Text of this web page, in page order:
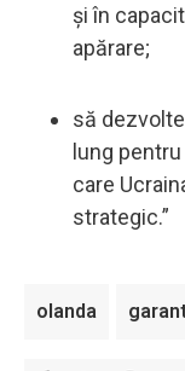
și în
apărare;
să
lung
care
strategic.”
olanda